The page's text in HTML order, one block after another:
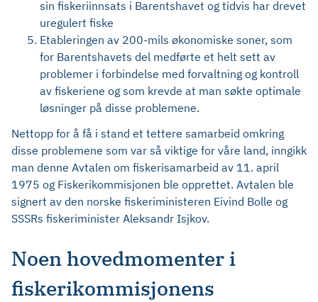
sin fiskeriinnsats i Barentshavet og tidvis har drevet
uregulert fiske
Etableringen av 200-mils økonomiske soner, som
for Barentshavets del medførte et helt sett av
problemer i forbindelse med forvaltning og kontroll
av fiskeriene og som krevde at man søkte optimale
løsninger på disse problemene.
Nettopp for å få i stand et tettere samarbeid omkring
disse problemene som var så viktige for våre land, inngikk
man denne Avtalen om fiskerisamarbeid av 11. april
1975 og Fiskerikommisjonen ble opprettet. Avtalen ble
signert av den norske fiskeriministeren Eivind Bolle og
SSSRs fiskeriminister Aleksandr Isjkov.
Noen hovedmomenter i
fiskerikommisjonens